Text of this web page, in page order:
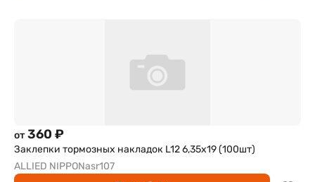
от360 ₽
Заклепки тормозных накладок L12 6,35x19 (100шт)
ALLIED NIPPONasr107